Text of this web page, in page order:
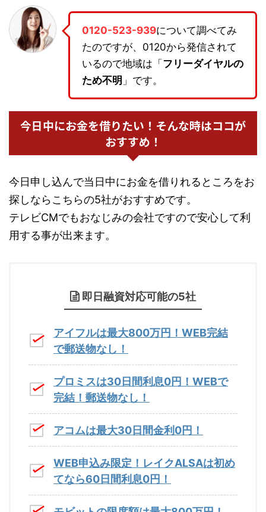
0120-523-939について調べてみ
たのですが、0120から発信されて
いるので地域は「 フリーダイヤルの
ため不明 」です。
今日中にお金を借りたい！そんな時はココが
おすすめ！
今日申し込んで当日中にお金を借りれるところをお
探しならこちらの5社がおすすめです。
テレビCMでもおなじみの会社ですので安心して利
用する事が出来ます。
即日融資対応可能の5社
アイフルは最大800万円！WEB完結
で郵送物なし！
プロミスは30日間利息0円！WEBで
完結！郵送物なし！
アコムは最大30日間金利0円！
WEB申込み限定！レイクALSAは初め
てなら60日間利息0円！